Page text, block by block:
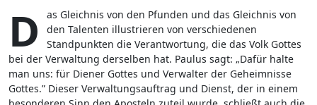
D
as Gleichnis von den Pfunden und das Gleichnis von
den Talenten illustrieren von verschiedenen
Standpunkten die Verantwortung, die das Volk Gottes
bei der Verwaltung derselben hat. Paulus sagt: „Dafür halte
man uns: für Diener Gottes und Verwalter der Geheimnisse
Gottes.” Dieser Verwaltungsauftrag und Dienst, der in einem